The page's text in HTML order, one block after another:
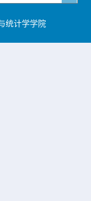
统计学学院